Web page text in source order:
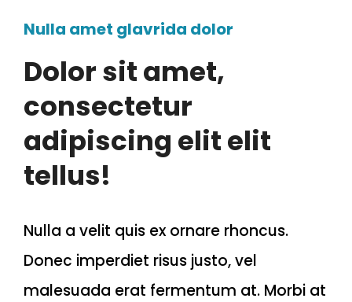
Nulla amet glavrida dolor
Dolor sit amet,
consectetur
adipiscing elit elit
tellus!
Nulla a velit quis ex ornare rhoncus.
Donec imperdiet risus justo, vel
malesuada erat fermentum at. Morbi at